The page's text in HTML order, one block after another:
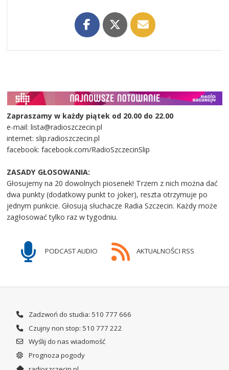
Zapraszamy w każdy piątek od 20.00 do 22.00
e-mail: lista@radioszczecin.pl
internet: slip.radioszczecin.pl
facebook: facebook.com/RadioSzczecinSlip
ZASADY GŁOSOWANIA:
Głosujemy na 20 dowolnych piosenek! Trzem z nich można dać
dwa punkty (dodatkowy punkt to joker), reszta otrzymuje po
jednym punkcie. Głosują słuchacze Radia Szczecin. Każdy może
zagłosować tylko raz w tygodniu.
PODCAST AUDIO AKTUALNOŚCI RSS
Zadzwoń do studia: 510 777 666
Czujny non stop: 510 777 222
Wyślij do nas wiadomość
Prognoza pogody